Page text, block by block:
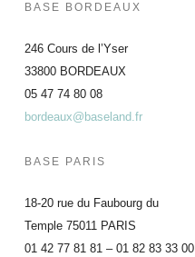
BASE BORDEAUX
246 Cours de l’Yser
33800 BORDEAUX
05 47 74 80 08
bordeaux@baseland.fr
BASE PARIS
18-20 rue du Faubourg du
Temple 75011 PARIS
01 42 77 81 81 – 01 82 83 33 00